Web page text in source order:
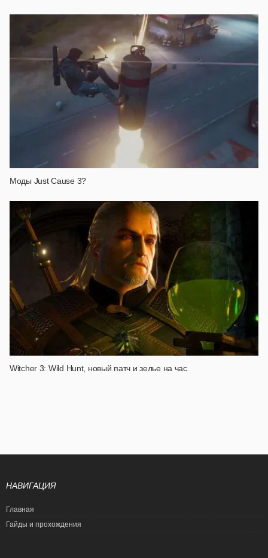
Моды Just Cause 3?
Witcher 3: Wild Hunt, новый патч и зелье на час
НАВИГАЦИЯ
Главная
Гайды и прохождения